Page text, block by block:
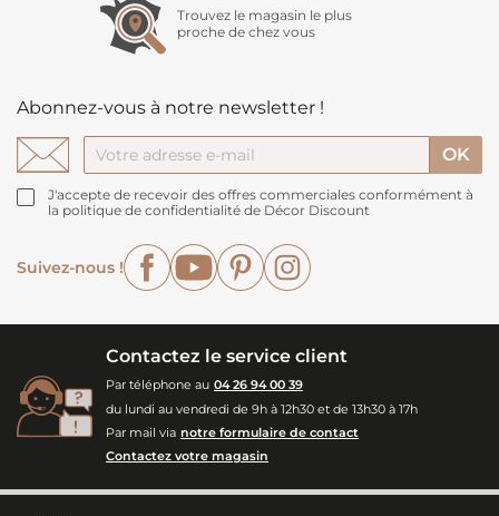
Trouvez le magasin le plus
proche de chez vous
Abonnez-vous à notre newsletter !
J'accepte de recevoir des offres commerciales conformément à
la politique de confidentialité de Décor Discount
Suivez-nous !
FacebookYouTubePinterest
Contactez le service client
Par téléphone au 04 26 94 00 39
du lundi au vendredi de 9h à 12h30 et de 13h30 à 17h
Par mail via notre formulaire de contact
Contactez votre magasin